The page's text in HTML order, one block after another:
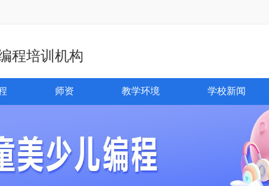
程培训机构
师资 教学环境 学校新闻